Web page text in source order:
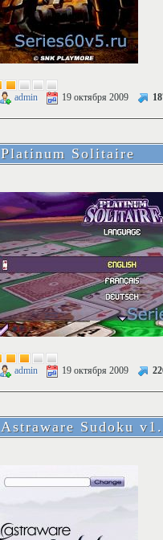
admin 19 октября 2009
Platinum Solitaire
admin 19 октября 2009
Astraware Sudoku